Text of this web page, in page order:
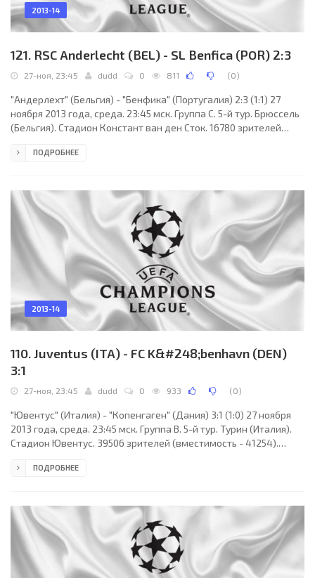
2013-14
121. RSC Anderlecht (BEL) - SL Benfica (POR) 2:3
27-ноя, 23:45 dudd 0 811 (0)
"Андерлехт" (Бельгия) - "Бенфика" (Португалия) 2:3 (1:1) 27
ноября 2013 года, среда. 23:45 мск. Группа C. 5-й тур. Брюссель
(Бельгия). Стадион Констант ван ден Сток. 16780 зрителей
Мауро Тонолини (Италия), Алессандро Джаллатини (Италия).
Деннис Прат, Брам Нейтинк (Рональд Варгас, 73), Шейку Куяте,
Массимо Бруно,
ПОДРОБНЕЕ
2013-14
110. Juventus (ITA) - FC K&#248;benhavn (DEN)
3:1
27-ноя, 23:45 dudd 0 933 (0)
"Ювентус" (Италия) - "Копенгаген" (Дания) 3:1 (1:0) 27 ноября
2013 года, среда. 23:45 мск. Группа B. 5-й тур. Турин (Италия).
Стадион Ювентус. 39506 зрителей (вместимость - 41254).
(Швеция), Даниэль Вернмарк (Швеция). Резервный: Мехмет
Тевес (Мирко Вучинич, 81), Фернандо Льоренте, Леонардо
Бонуччи, Симоне Падоин (Клаудио Маркизио, 69),
ПОДРОБНЕЕ